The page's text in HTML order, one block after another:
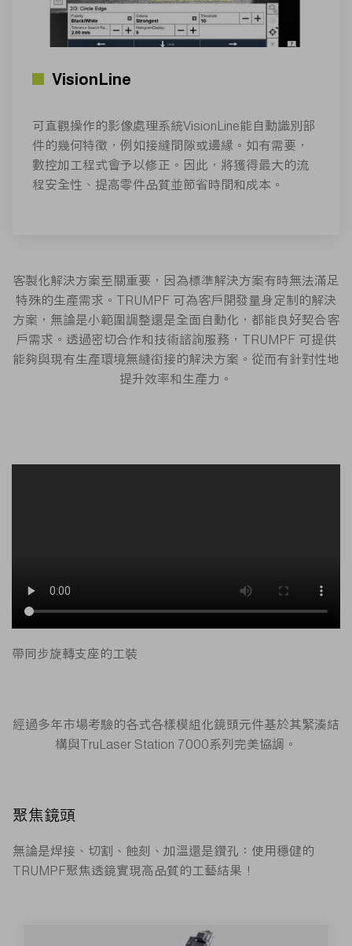
VisionLine
可直觀操作的影像處理系統VisionLine能自動識別部
件的幾何特徵，例如接縫間隙或邊緣。如有需要，
數控加工程式會予以修正。因此，將獲得最大的流
程安全性、提高零件品質並節省時間和成本。
客製化解決方案至關重要，因為標準解決方案有時無法滿足
特殊的生產需求。TRUMPF 可為客戶開發量身定制的解決
方案，無論是小範圍調整還是全面自動化，都能良好契合客
戶需求。透過密切合作和技術諮詢服務，TRUMPF 可提供
能夠與現有生產環境無縫銜接的解決方案。從而有針對性地
提升效率和生產力。
帶同步旋轉支座的工裝
經過多年市場考驗的各式各樣模組化鏡頭元件基於其緊湊結
構與TruLaser Station 7000系列完美協調。
聚焦鏡頭
無論是焊接、切割、蝕刻、加溫還是鑽孔：使用穩健的
TRUMPF聚焦透鏡實現高品質的工藝結果！